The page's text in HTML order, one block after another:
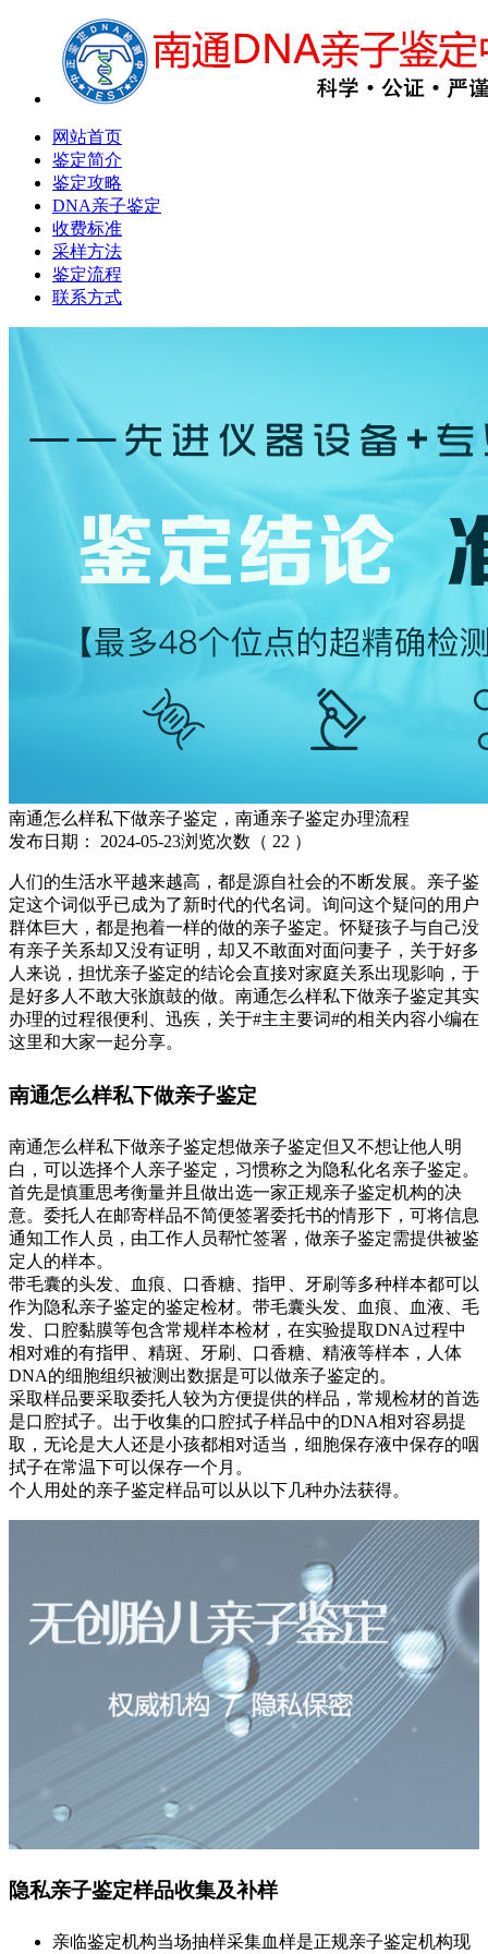
网站首页
鉴定简介
鉴定攻略
DNA亲子鉴定
收费标准
采样方法
鉴定流程
联系方式
南通怎么样私下做亲子鉴定，南通亲子鉴定办理流程
发布日期：
2024-05-23浏览次数（ 22 ）
人们的生活水平越来越高，都是源自社会的不断发展。亲子鉴
定这个词似乎已成为了新时代的代名词。询问这个疑问的用户
群体巨大，都是抱着一样的做的亲子鉴定。怀疑孩子与自己没
有亲子关系却又没有证明，却又不敢面对面问妻子，关于好多
人来说，担忧亲子鉴定的结论会直接对家庭关系出现影响，于
是好多人不敢大张旗鼓的做。南通怎么样私下做亲子鉴定其实
办理的过程很便利、迅疾，关于#主主要词#的相关内容小编在
这里和大家一起分享。
南通怎么样私下做亲子鉴定
南通怎么样私下做亲子鉴定想做亲子鉴定但又不想让他人明
白，可以选择个人亲子鉴定，习惯称之为隐私化名亲子鉴定。
首先是慎重思考衡量并且做出选一家正规亲子鉴定机构的决
意。委托人在邮寄样品不简便签署委托书的情形下，可将信息
通知工作人员，由工作人员帮忙签署，做亲子鉴定需提供被鉴
定人的样本。
带毛囊的头发、血痕、口香糖、指甲、牙刷等多种样本都可以
作为隐私亲子鉴定的鉴定检材。带毛囊头发、血痕、血液、毛
发、口腔黏膜等包含常规样本检材，在实验提取DNA过程中
相对难的有指甲、精斑、牙刷、口香糖、精液等样本，人体
DNA的细胞组织被测出数据是可以做亲子鉴定的。
采取样品要采取委托人较为方便提供的样品，常规检材的首选
是口腔拭子。出于收集的口腔拭子样品中的DNA相对容易提
取，无论是大人还是小孩都相对适当，细胞保存液中保存的咽
拭子在常温下可以保存一个月。
个人用处的亲子鉴定样品可以从以下几种办法获得。
隐私亲子鉴定样品收集及补样
亲临鉴定机构当场抽样采集血样是正规亲子鉴定机构现